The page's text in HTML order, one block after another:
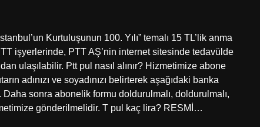
Kurtuluşunun 100. Yılı” temalı 15 TL’lik anma
işyerlerinde, PTT AŞ’nin internet sitesinde tedavülde
ulaşılabilir. Ptt pul nasıl alınır? Hizmetimize abone
adınızı ve soyadınızı belirterek aşağıdaki banka
Daha sonra abonelik formu doldurulmalı, doldurulmalı,
gönderilmelidir. T pul kaç lira? RESMİ…